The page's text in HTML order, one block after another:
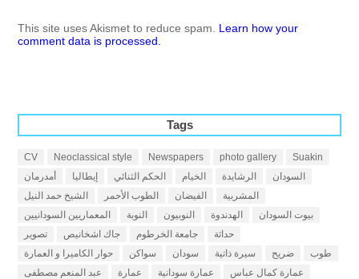
This site uses Akismet to reduce spam. Learn how your
comment data is processed.
Tags
CV Neoclassical style Newspapers photo gallery
Suakin
أمدرمان
إيطاليا الحكم الثنائي الخيام الرشايدة
السودان
الشيخ حمد النيل
الطوب الأحمر الفيضان
المشربية
المعماريين السودانيين
النوبة النوبيون الهدندوة
بيوت السودان
تصوير
جاك اشخانيص جامعة الخرطوم
حداثة
حوار الكاميرا و العمارة
سواكن سودان سيرة ذاتية ضريح
طوب
عبد المنعم مصطفى
عمارة عمارة سودانية
عمارة كمال عباس